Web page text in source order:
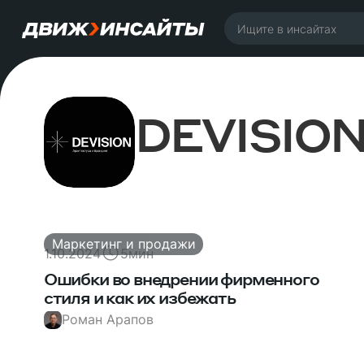
1.10.2024 5мин
Ошибки во внедрении фирменного
стиля и как их избежать
Роман Арапов
Маркетинг и продажи